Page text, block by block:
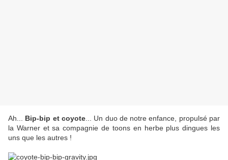
Ah... Bip-bip et coyote... Un duo de notre enfance, propulsé par
la Warner et sa compagnie de toons en herbe plus dingues les
uns que les autres !